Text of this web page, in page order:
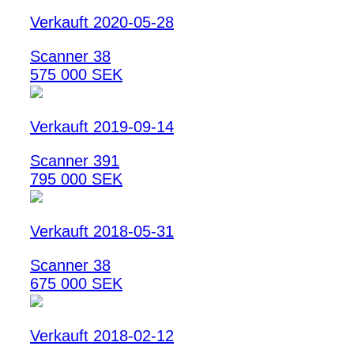
Verkauft 2020-05-28
Scanner 38
575 000 SEK
Verkauft 2019-09-14
Scanner 391
795 000 SEK
Verkauft 2018-05-31
Scanner 38
675 000 SEK
Verkauft 2018-02-12